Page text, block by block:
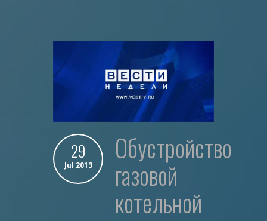
29
Jul 2013 обустройство
газовой
котельной